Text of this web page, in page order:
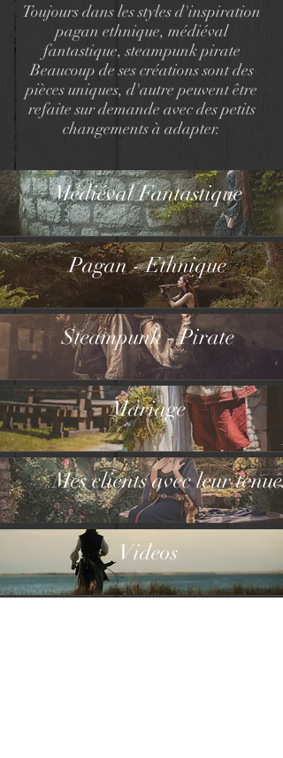
Toujours dans les styles d'inspiration
pagan ethnique, médiéval
fantastique, steampunk pirate
Beaucoup de ses créations sont des
pièces uniques, d'autre peuvent être
refaite sur demande avec des petits
changements à adapter.
Médiéval Fantastique
Pagan - Ethnique
Steampunk - Pirate
Mariage
Mes clients avec leur tenues
Videos